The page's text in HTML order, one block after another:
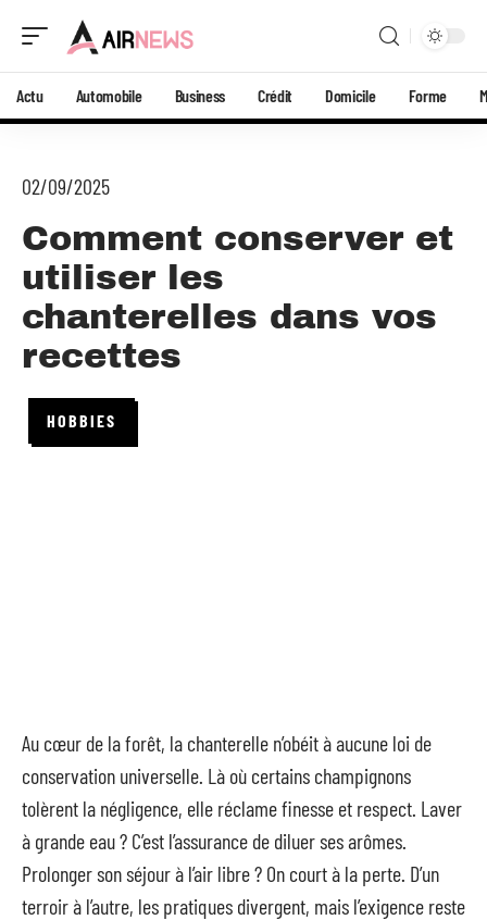
Actu Automobile Business Crédit Domicile Forme
02/09/2025
Comment conserver et
utiliser les
chanterelles dans vos
recettes
HOBBIES
Au cœur de la forêt, la chanterelle n’obéit à aucune loi de
conservation universelle. Là où certains champignons
tolèrent la négligence, elle réclame finesse et respect. Laver
à grande eau ? C’est l’assurance de diluer ses arômes.
Prolonger son séjour à l’air libre ? On court à la perte. D’un
terroir à l’autre, les pratiques divergent, mais l’exigence reste